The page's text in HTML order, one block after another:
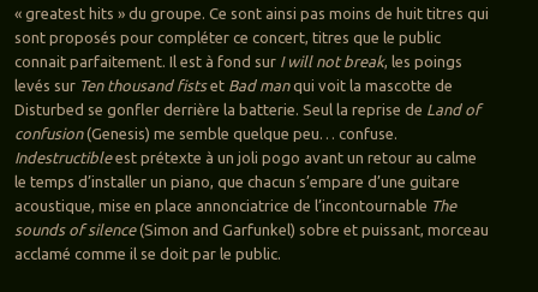
« greatest hits » du groupe. Ce sont ainsi pas moins de huit titres qui
sont proposés pour compléter ce concert, titres que le public
connait parfaitement. Il est à fond sur I will not break, les poings
levés sur Ten thousand fistset Bad manqui voit la mascotte de
Disturbed se gonfler derrière la batterie. Seul la reprise de Land of
confusion(Genesis) me semble quelque peu… confuse.
Indestructibleest prétexte à un joli pogo avant un retour au calme
le temps d’installer un piano, que chacun s’empare d’une guitare
acoustique, mise en place annonciatrice de l’incontournable The
sounds of silence(Simon and Garfunkel) sobre et puissant, morceau
acclamé comme il se doit par le public.